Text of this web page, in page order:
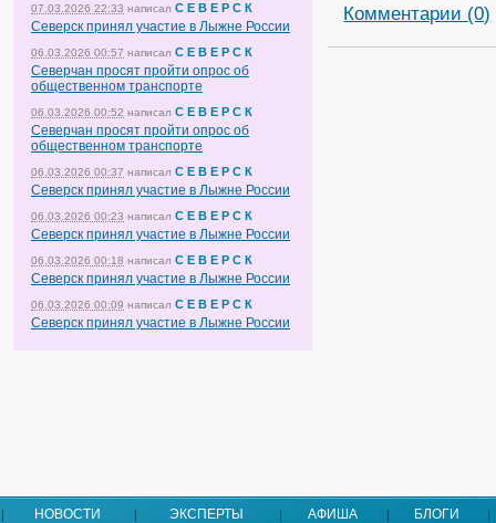
07.03.2026 22:33 написал С Е В Е Р С К
Северск принял участие в Лыжне России
06.03.2026 00:57 написал С Е В Е Р С К
Северчан просят пройти опрос об
общественном транспорте
06.03.2026 00:52 написал С Е В Е Р С К
Северчан просят пройти опрос об
общественном транспорте
06.03.2026 00:37 написал С Е В Е Р С К
Северск принял участие в Лыжне России
06.03.2026 00:23 написал С Е В Е Р С К
Северск принял участие в Лыжне России
06.03.2026 00:18 написал С Е В Е Р С К
Северск принял участие в Лыжне России
06.03.2026 00:09 написал С Е В Е Р С К
Северск принял участие в Лыжне России
Комментарии (0)
НОВОСТИ ЭКСПЕРТЫ АФИША БЛОГИ